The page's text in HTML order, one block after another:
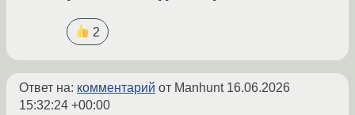
2
Ответ на: комментарий от Manhunt 16.06.2026
15:32:24 +00:00